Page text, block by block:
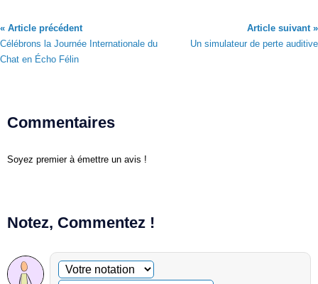
« Article précédent
Célébrons la Journée Internationale du
Chat en Écho Félin
Article suivant »
Un simulateur de perte auditive
Commentaires
Soyez premier à émettre un avis !
Notez, Commentez !
Commentaire facultatif
Votre notation